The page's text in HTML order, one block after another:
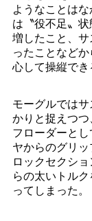
ようなことは
は〝役不足〟
増したこと、
ったことなど
心して操縦でき
モーグルでは
かりと捉えつ
フローダーと
ヤからのグリ
ロックセクシ
らの太いトル
ってしまった。